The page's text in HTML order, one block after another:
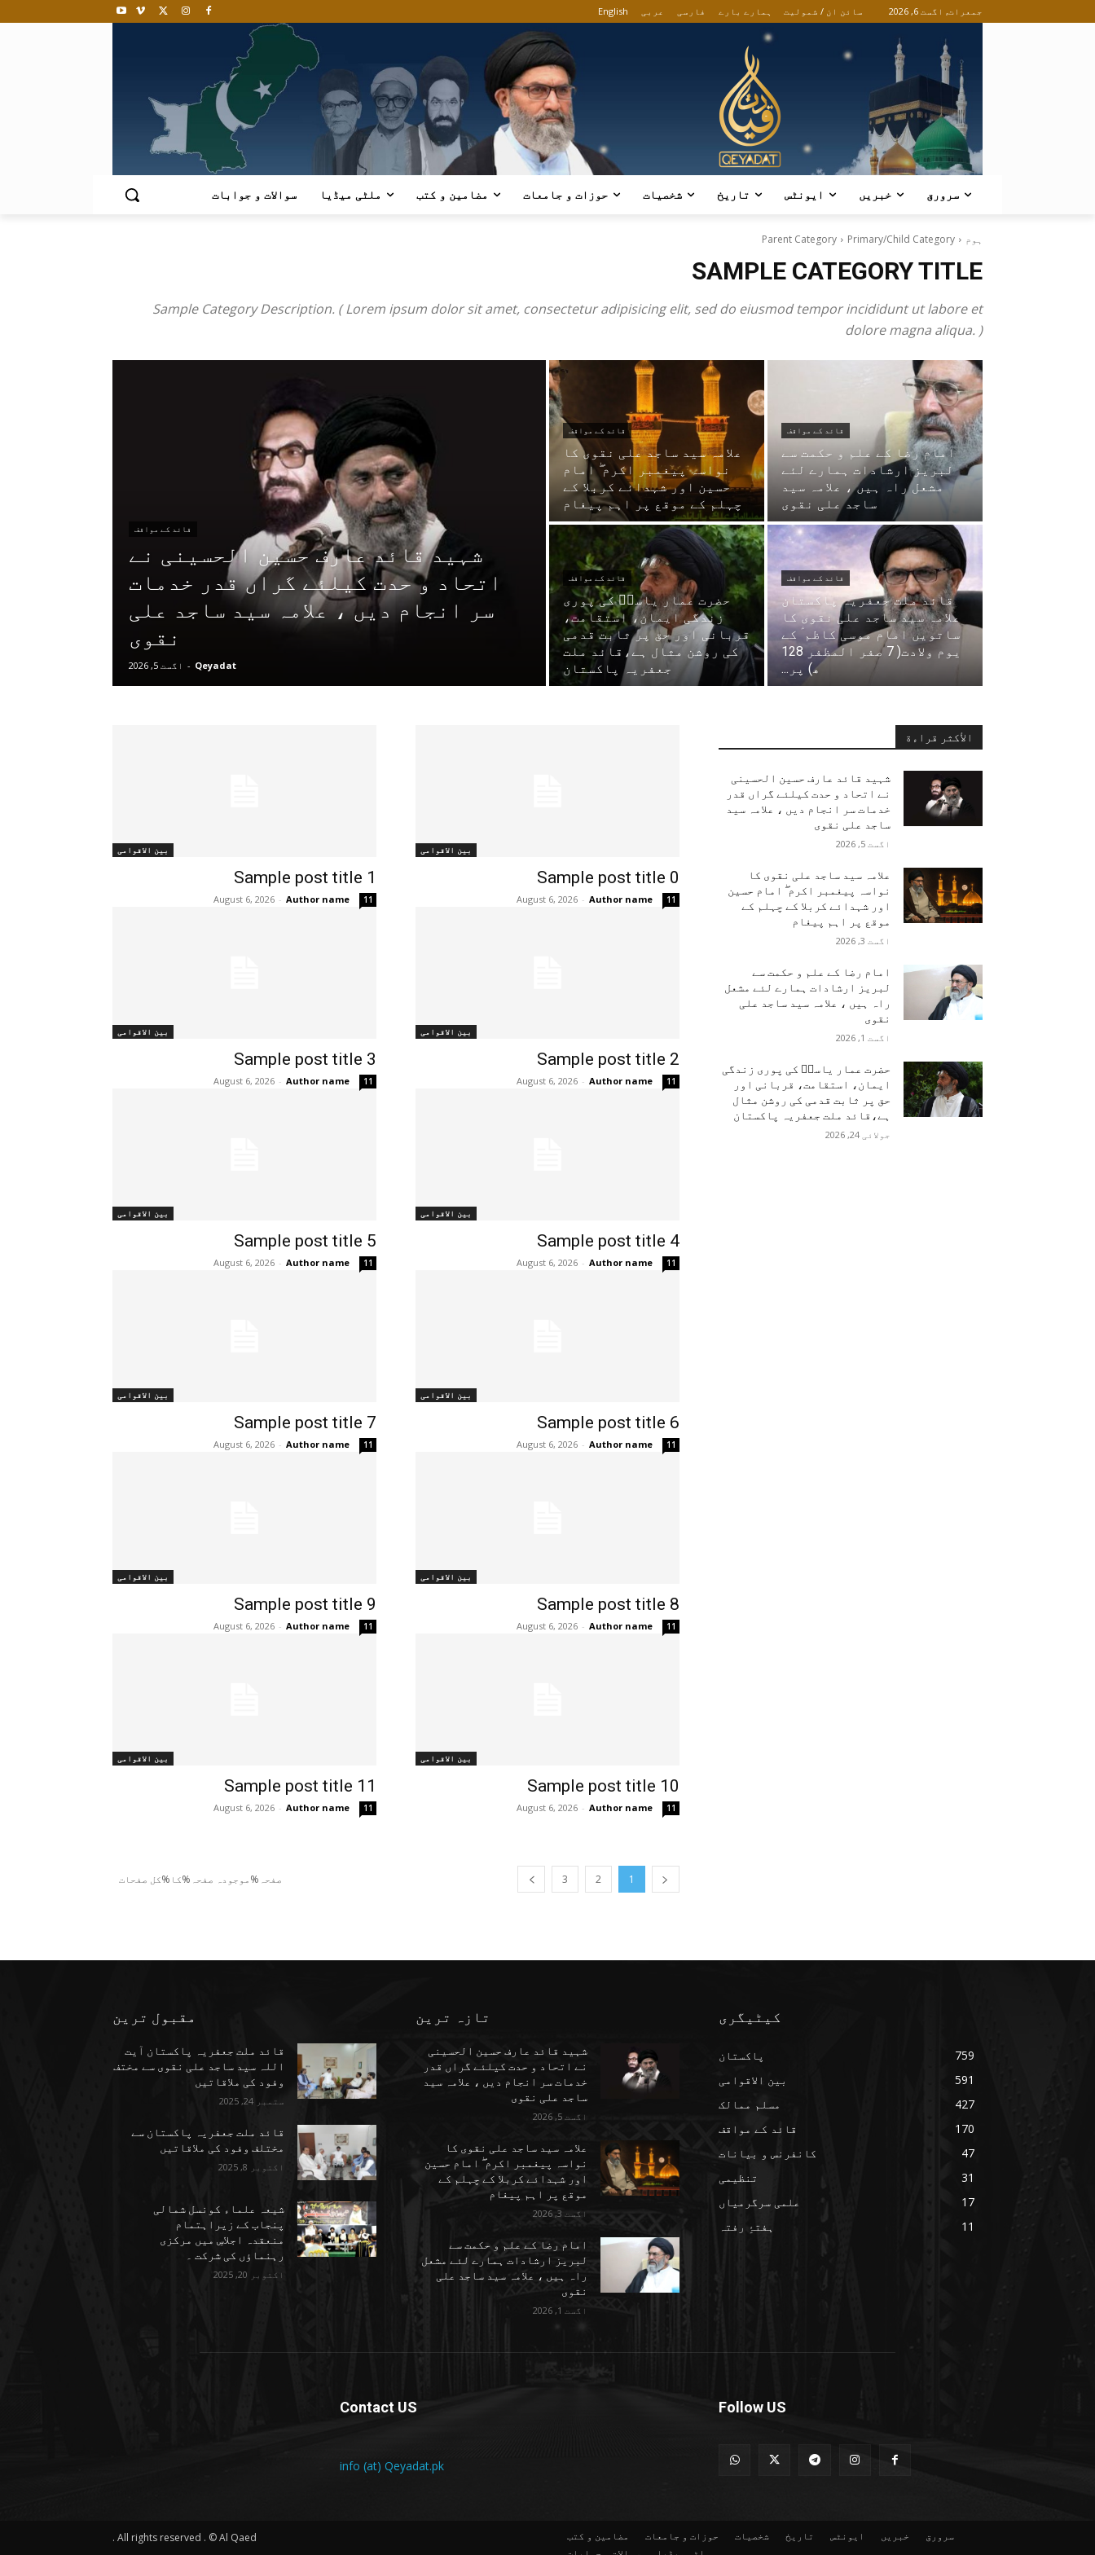
جمعرات, اگست 6, 2026 سائن ان / شمولیت English عربی فارسی ہمارے بارے
سرورق خبریں ایونٹس تاریخ شخصیات حوزات و جامعات مضامین و کتب ملٹی میڈیا سوالات و جوابات
ہوم Parent Category Primary/Child Category
SAMPLE CATEGORY TITLE
Sample Category Description. ( Lorem ipsum dolor sit amet, consectetur adipisicing elit, sed do eiusmod tempor incididunt ut labore et
dolore magna aliqua. )
قائد کے مواقف
شہید قائد عارف حسین الحسینی نے
اتحاد و حدت کیلئے گراں قدر خدمات
سر انجام دیں ، علامہ سید ساجد علی
نقوی
Qeyadat
- اگست 5, 2026
قائد کے مواقف
علامہ سید ساجد علی نقوی کا
نواسہ پیغمبر اکرم ۖ امام
حسین اور شہدائے کربلا کے
چہلم کے موقع پر اہم پیغام
قائد کے مواقف
امام رضا کے علم و حکمت سے
لبریز ارشادات ہمارے لئے
مشعل راہ ہیں ، علامہ سید
ساجد علی نقوی
قائد کے مواقف
حضرت عمار یاسرؑ کی پوری
زندگی ایمان، استقامت،
قربانی اور حق پر ثابت قدمی
کی روشن مثال ہے،قائد ملت
جعفریہ پاکستان
قائد کے مواقف
قائد ملت جعفریہ پاکستان
علامہ سید ساجد علی نقوی کا
ساتویں امام موسی کاظم ؑ کے
یوم ولادت( 7 صفر المظفر 128
ھ) پر...
بین الاقوامی
Sample post title 0
Author name
-
August 6, 2026 11
بین الاقوامی
Sample post title 1
Author name
-
August 6, 2026 11
بین الاقوامی
Sample post title 2
Author name
-
August 6, 2026 11
بین الاقوامی
Sample post title 3
Author name
-
August 6, 2026 11
بین الاقوامی
Sample post title 4
Author name
-
August 6, 2026 11
بین الاقوامی
Sample post title 5
Author name
-
August 6, 2026 11
بین الاقوامی
Sample post title 6
Author name
-
August 6, 2026 11
بین الاقوامی
Sample post title 7
Author name
-
August 6, 2026 11
بین الاقوامی
Sample post title 8
Author name
-
August 6, 2026 11
بین الاقوامی
Sample post title 9
Author name
-
August 6, 2026 11
بین الاقوامی
Sample post title 10
Author name
-
August 6, 2026 11
بین الاقوامی
Sample post title 11
Author name
-
August 6, 2026 11
1
2
3 صفحہ%موجودہ صفحہ%کا%کل صفحات
الأكثر قراءة
شہید قائد عارف حسین الحسینی
نے اتحاد و حدت کیلئے گراں قدر
خدمات سر انجام دیں ، علامہ سید
ساجد علی نقوی
اگست 5, 2026
علامہ سید ساجد علی نقوی کا
نواسہ پیغمبر اکرم ۖ امام حسین
اور شہدائے کربلا کے چہلم کے
موقع پر اہم پیغام
اگست 3, 2026
امام رضا کے علم و حکمت سے
لبریز ارشادات ہمارے لئے مشعل
راہ ہیں ، علامہ سید ساجد علی
نقوی
اگست 1, 2026
حضرت عمار یاسرؑ کی پوری زندگی
ایمان، استقامت، قربانی اور
حق پر ثابت قدمی کی روشن مثال
ہے،قائد ملت جعفریہ پاکستان
جولائی 24, 2026
مقبول ترین
قائد ملت جعفریہ پاکستان آیت
اللہ سید ساجد علی نقوی سے مختف
وفود کی ملاقاتیں
ستمبر 24, 2025
قائد ملت جعفریہ پاکستان سے
مختلف وفود کی ملاقاتیں
اکتوبر 8, 2025
شیعہ علماء کونسل شمالی
پنجاب کے زیراہتمام
منعقدہ اجلاسِ میں مرکزی
رہنماؤں کی شرکت ۔
اکتوبر 20, 2025
تازہ ترین
شہید قائد عارف حسین الحسینی
نے اتحاد و حدت کیلئے گراں قدر
خدمات سر انجام دیں ، علامہ سید
ساجد علی نقوی
اگست 5, 2026
علامہ سید ساجد علی نقوی کا
نواسہ پیغمبر اکرم ۖ امام حسین
اور شہدائے کربلا کے چہلم کے
موقع پر اہم پیغام
اگست 3, 2026
امام رضا کے علم و حکمت سے
لبریز ارشادات ہمارے لئے مشعل
راہ ہیں ، علامہ سید ساجد علی
نقوی
اگست 1, 2026
کیٹیگری
پاکستان
759
بین الاقوامی
591
مسلم ممالک
427
قائد کے مواقف
170
کانفرنس و بیانات
47
تنظیمی
31
علمی سرگرمیاں
17
ہفتۂِ رفتہ
11
Contact US
info (at) Qeyadat.pk
Follow US
All rights reserved . © Al Qaed . سرورق خبریں ایونٹس تاریخ شخصیات حوزات و جامعات
مضامین و کتب